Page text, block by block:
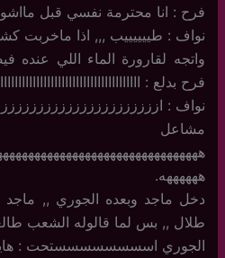
فرح : انا محترمة نفسي قبل
نواف : طييييييب ,,, اذا ماخربت
واتجه لقارورة الماء اللي
فرح بدلع :
نواف :
ههههههه.
دخل ماجد وبعده الجوري ,, ماجد
طلال ,, بس لما قالوله الشعب
الجوري اسسسسسسسستحت :